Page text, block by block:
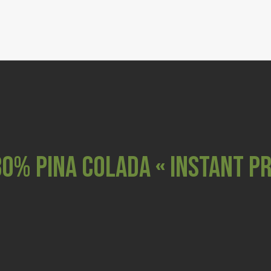
PINA COLADA « INSTANT